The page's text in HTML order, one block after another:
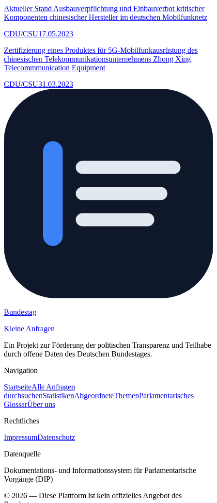
Aktueller Stand Ausbauverpflichtung und Einbauverbot kritischer
Komponenten chinesischer Hersteller im deutschen Mobilfunknetz
CDU/CSU17.05.2023
Zertifizierung eines Produktes für 5G-Mobilfunkausrüstung des
chinesischen Telekommunikationsunternehmens Zhong Xing
Telecommmunication Equipment
CDU/CSU31.03.2023
Bundestag
Kleine Anfragen
Ein Projekt zur Förderung der politischen Transparenz und Teilhabe
durch offene Daten des Deutschen Bundestages.
Navigation
StartseiteAlle Anfragen
durchsuchenStatistikenAbgeordneteThemenParlamentarisches
GlossarÜber uns
Rechtliches
ImpressumDatenschutz
Datenquelle
Dokumentations- und Informationssystem für Parlamentarische
Vorgänge (DIP)
© 2026 — Diese Plattform ist kein offizielles Angebot des